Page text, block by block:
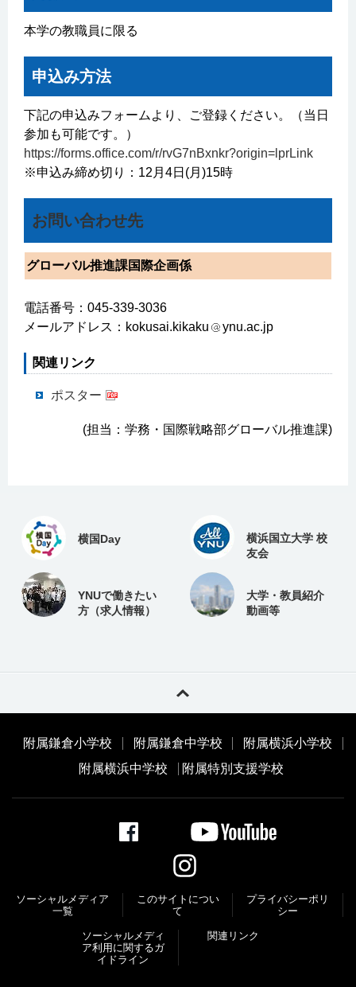
本学の教職員に限る
申込み方法
下記の申込みフォームより、ご登録ください。（当日
参加も可能です。）
https://forms.office.com/r/rvG7nBxnkr?origin=lprLink
※申込み締め切り：12月4日(月)15時
お問い合わせ先
グローバル推進課国際企画係
電話番号：045-339-3036
メールアドレス：kokusai.kikaku
ynu.ac.jp
関連リンク
ポスター
(担当：学務・国際戦略部グローバル推進課)
横国Day
横浜国立大学 校
友会
YNUで働きたい
方（求人情報）
大学・教員紹介
動画等
附属鎌倉小学校 附属鎌倉中学校
附属横浜小学校
附属横浜中学校
附属特別支援学校
ソーシャルメディア
一覧
このサイトについ
て
プライバシーポリ
シー
ソーシャルメディ
ア利⽤に関するガ
イドライン
関連リンク